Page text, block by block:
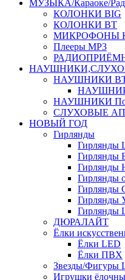
МУЗЫКА/Караоке/
КОЛОНКИ BIG
КОЛОНКИ BT
МИКРОФОНЫ
Плееры MP3
НАУШНИКИ
НАУШНИКИ
СЛУХОВЫЕ
НОВЫЙ ГОД
Гирлянды
Гирлянды
Гирлянды
Гирлянды
ДЮРАЛАЙТ
Ёлки
Ёлки LED
Ёлки ПВХ
Звезды/Фигуры
Игрушки